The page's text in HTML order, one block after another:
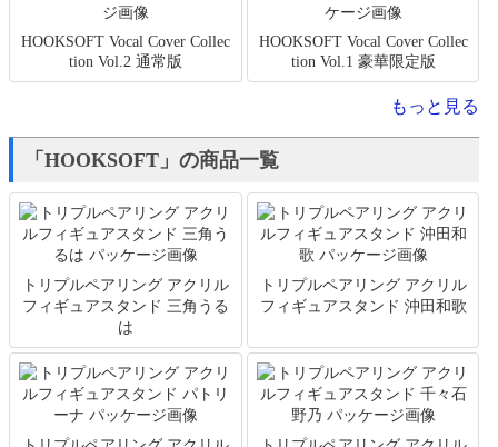
HOOKSOFT Vocal Cover Collec
tion Vol.2 通常版
HOOKSOFT Vocal Cover Collec
tion Vol.1 豪華限定版
もっと見る
「HOOKSOFT」の商品一覧
トリプルペアリング アクリル
フィギュアスタンド 三角うる
は
トリプルペアリング アクリル
フィギュアスタンド 沖田和歌